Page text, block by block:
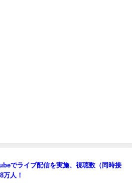
でライブ配信を実施、視聴数（同時接
万人！